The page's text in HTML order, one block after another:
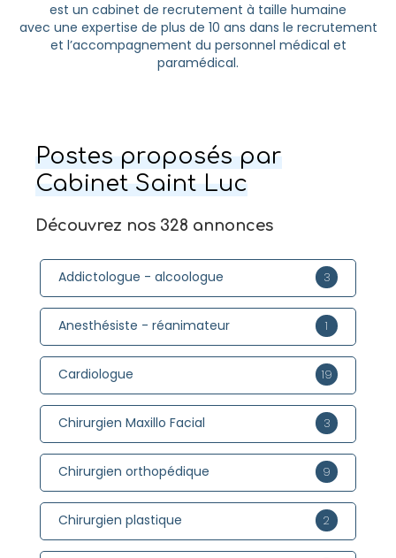
est un cabinet de recrutement à taille humaine
avec une expertise de plus de 10 ans dans le recrutement
et l’accompagnement du personnel médical et
paramédical.
Postes proposés par
Cabinet Saint Luc
Découvrez nos 328 annonces
Addictologue - alcoologue 3
Anesthésiste - réanimateur 1
Cardiologue 19
Chirurgien Maxillo Facial 3
Chirurgien orthopédique 9
Chirurgien plastique 2